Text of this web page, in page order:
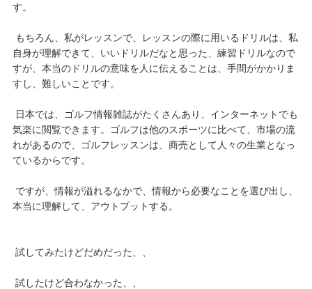
す。
もちろん、私がレッスンで、レッスンの際に用いるドリルは、私
自身が理解できて、いいドリルだなと思った、練習ドリルなので
すが、本当のドリルの意味を人に伝えることは、手間がかかりま
すし、難しいことです。
日本では、ゴルフ情報雑誌がたくさんあり、インターネットでも
気楽に閲覧できます。ゴルフは他のスポーツに比べて、市場の流
れがあるので、ゴルフレッスンは、商売として人々の生業となっ
ているからです。
ですが、情報が溢れるなかで、情報から必要なことを選び出し、
本当に理解して、アウトプットする。
試してみたけどだめだった、、
試したけど合わなかった、、